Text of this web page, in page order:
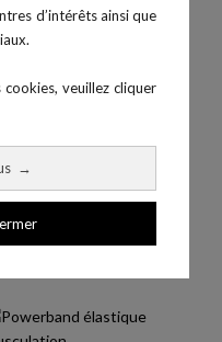
d’intérêts ainsi que
veuillez cliquer
→
chutes...